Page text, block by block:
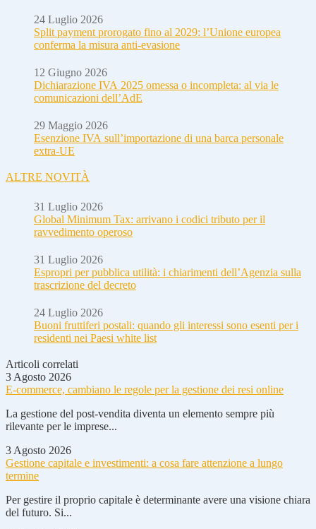
24 Luglio 2026
Split payment prorogato fino al 2029: l’Unione europea
conferma la misura anti-evasione
12 Giugno 2026
Dichiarazione IVA 2025 omessa o incompleta: al via le
comunicazioni dell’AdE
29 Maggio 2026
Esenzione IVA sull’importazione di una barca personale
extra-UE
ALTRE NOVITÀ
31 Luglio 2026
Global Minimum Tax: arrivano i codici tributo per il
ravvedimento operoso
31 Luglio 2026
Espropri per pubblica utilità: i chiarimenti dell’Agenzia sulla
trascrizione del decreto
24 Luglio 2026
Buoni fruttiferi postali: quando gli interessi sono esenti per i
residenti nei Paesi white list
Articoli correlati
3 Agosto 2026
E-commerce, cambiano le regole per la gestione dei resi online
La gestione del post-vendita diventa un elemento sempre più
rilevante per le imprese...
3 Agosto 2026
Gestione capitale e investimenti: a cosa fare attenzione a lungo
termine
Per gestire il proprio capitale è determinante avere una visione chiara
del futuro. Si...